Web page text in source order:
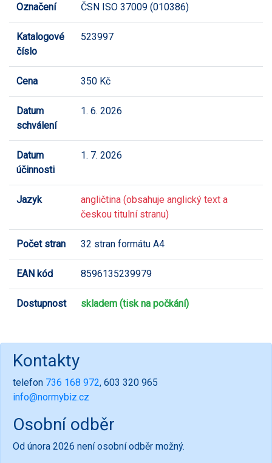
Označení ČSN ISO 37009 (010386)
Katalogové
číslo
523997
Cena 350 Kč
Datum
schválení
1. 6. 2026
Datum
účinnosti
1. 7. 2026
Jazyk
angličtina (obsahuje anglický text a
českou titulní stranu)
Počet stran 32 stran formátu A4
EAN kód 8596135239979
Dostupnost skladem (tisk na počkání)
Kontakty
telefon 736 168 972, 603 320 965
info@normybiz.cz
Osobní odběr
Od února 2026 není osobní odběr možný.